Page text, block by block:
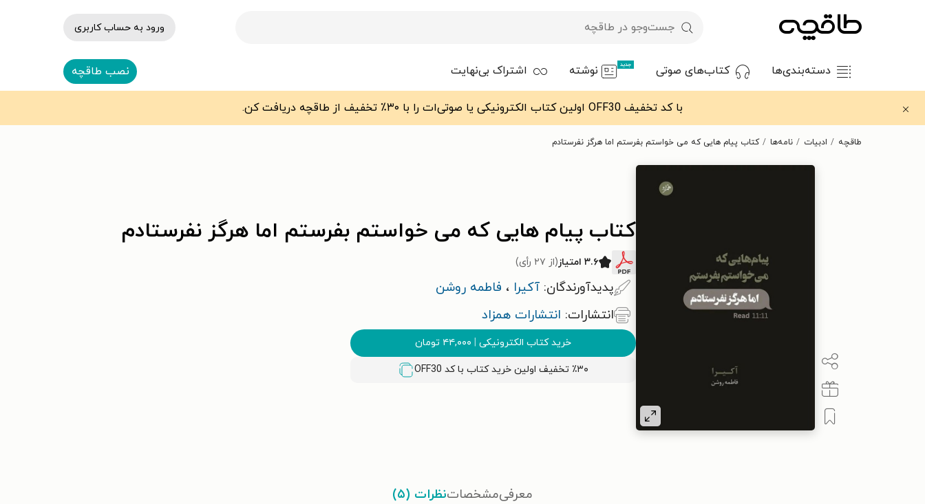
ورود به حساب کاربری
دسته‌بندی‌ها کتاب‌های صوتی جدید نوشته اشتراک بی‌نهایت نصب طاقچه
با کد تخفیف OFF30 اولین کتاب الکترونیکی یا صوتی‌ات را با ۳۰٪ تخفیف از طاقچه دریافت کن.
طاقچه ادبیات نامه‌ها کتاب پیام هایی که می خواستم بفرستم اما هرگز نفرستادم
کتاب پیام هایی که می خواستم بفرستم اما هرگز نفرستادم
۳.۶ امتیاز (از ۲۷ رأی)
پدیدآورندگان: آکیرا ‍ ، فاطمه روشن
انتشارات: انتشارات همزاد
خرید کتاب الکترونیکی | ۴۴,۰۰۰ تومان
٪۳۰ تخفیف اولین خرید کتاب با کد OFF30
معرفیمشخصاتنظرات (۵)